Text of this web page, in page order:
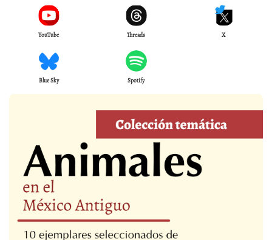
YouTube Threads X
Blue Sky Spotify